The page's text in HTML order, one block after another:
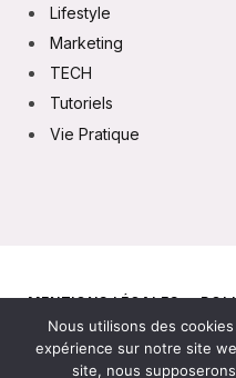
Lifestyle
Marketing
TECH
Tutoriels
Vie Pratique
MENTIONS LÉGALES
Nous utilisons des
expérience sur notre site
site, nous